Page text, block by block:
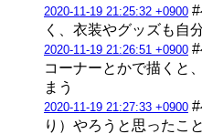
2020-11-19 21:25:32 +0900
く、衣装やグッズも自
2020-11-19 21:26:51 +0900
コーナーとかで描くと
まう
2020-11-19 21:27:33 +0900
り）やろうと思ったこ